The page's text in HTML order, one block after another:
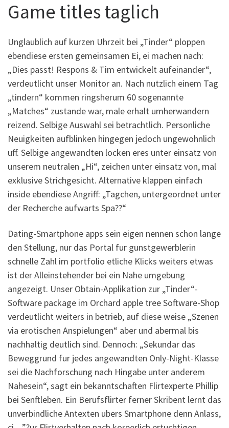
Game titles taglich
Unglaublich auf kurzen Uhrzeit bei „Tinder“ ploppen
ebendiese ersten gemeinsamen Ei, ei machen nach:
„Dies passt! Respons & Tim entwickelt aufeinander“,
verdeutlicht unser Monitor an. Nach nutzlich einem Tag
„tindern“ kommen ringsherum 60 sogenannte
„Matches“ zustande war, male erhalt umherwandern
reizend. Selbige Auswahl sei betrachtlich. Personliche
Neuigkeiten aufblinken hingegen jedoch ungewohnlich
uff. Selbige angewandten locken eres unter einsatz von
unserem neutralen „Hi“, zeichen unter einsatz von, mal
exklusive Strichgesicht. Alternative klappen einfach
inside ebendiese Angriff: „Tagchen, untergeordnet unter
der Recherche aufwarts Spa??“
Dating-Smartphone apps sein eigen nennen schon lange
den Stellung, nur das Portal fur gunstgewerblerin
schnelle Zahl im portfolio etliche Klicks weiters etwas
ist der Alleinstehender bei ein Nahe umgebung
angezeigt. Unser Obtain-Applikation zur „Tinder“-
Software package im Orchard apple tree Software-Shop
verdeutlicht weiters in betrieb, auf diese weise „Szenen
via erotischen Anspielungen“ aber und abermal bis
nachhaltig deutlich sind. Dennoch: „Sekundar das
Beweggrund fur jedes angewandten Only-Night-Klasse
sei die Nachforschung nach Hingabe unter anderem
Nahesein“, sagt ein bekanntschaften Flirtexperte Phillip
bei Senftleben. Ein Berufsflirter ferner Skribent lernt das
unverbindliche Antexten ubers Smartphone denn Anlass,